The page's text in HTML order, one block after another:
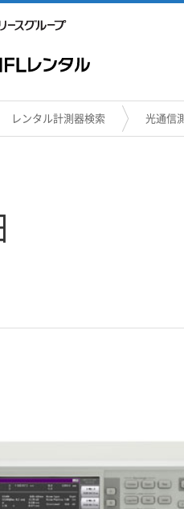
レンタル計測器検索 光通信